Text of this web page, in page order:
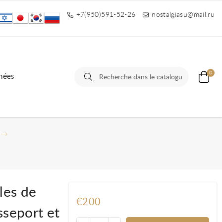
+7(950)591-52-26 nostalgiasu@mail.ru
0
de
et
€200